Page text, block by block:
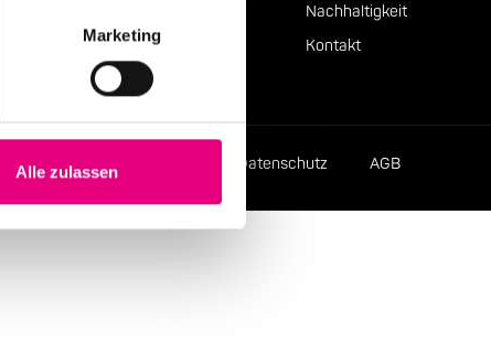
Marketing
Alle zulassen
Nachhaltigkeit
Kontakt
Datenschutz AGB